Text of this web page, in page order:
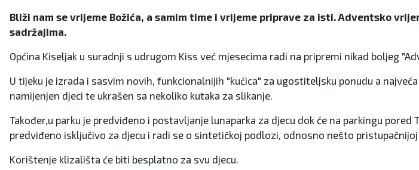
Bliži nam se vrijeme Božića, a samim time i vrijeme priprave za isti. Adventsko
sadržajima.
Općina Kiseljak u suradnji s udrugom Kiss već mjesecima radi na pripremi nikad boljeg
U tijeku je izrada i sasvim novih, funkcionalnijih "kućica" za ugostiteljsku ponudu a
namijenjen djeci te ukrašen sa nekoliko kutaka za slikanje.
Također,u parku je predviđeno i postavljanje lunaparka za djecu dok će na parkingu
predviđeno isključivo za djecu i radi se o sintetičkoj podlozi, odnosno nešto
Korištenje klizališta će biti besplatno za svu djecu.